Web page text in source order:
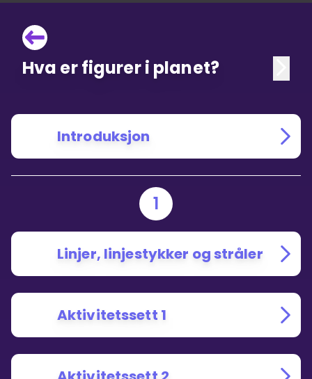
Hva er figurer i planet?
Introduksjon
1
Linjer, linjestykker og stråler
Aktivitetssett 1